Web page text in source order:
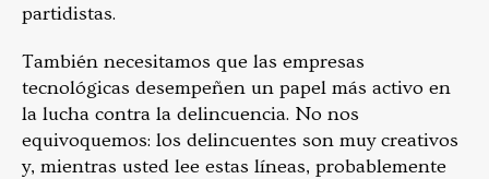
partidistas.
También necesitamos que las empresas
tecnológicas desempeñen un papel más activo en
la lucha contra la delincuencia. No nos
equivoquemos: los delincuentes son muy creativos
y, mientras usted lee estas líneas, probablemente